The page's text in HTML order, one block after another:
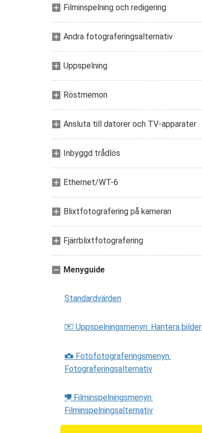
Filminspelning och redigering
Andra fotograferingsalternativ
Uppspelning
Röstmemon
Ansluta till datorer och TV-apparater
Inbyggd trådlös
Ethernet/WT-6
Blixtfotografering på kameran
Fjärrblixtfotografering
Menyguide
Standardvärden
D Uppspelningsmenyn: Hantera bilder
C Fotofotograferingsmenyn:
Fotograferingsalternativ
1 Filminspelningsmenyn:
Filminspelningsalternativ